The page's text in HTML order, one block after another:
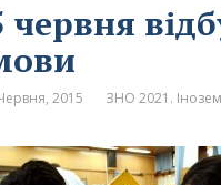
червня
2015 ЗНО 2021.